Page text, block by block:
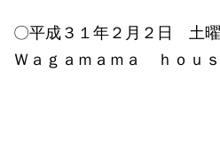
〇平成３１年２月２日 土
Ｗａｇａｍａｍａ ｈｏｕｓ